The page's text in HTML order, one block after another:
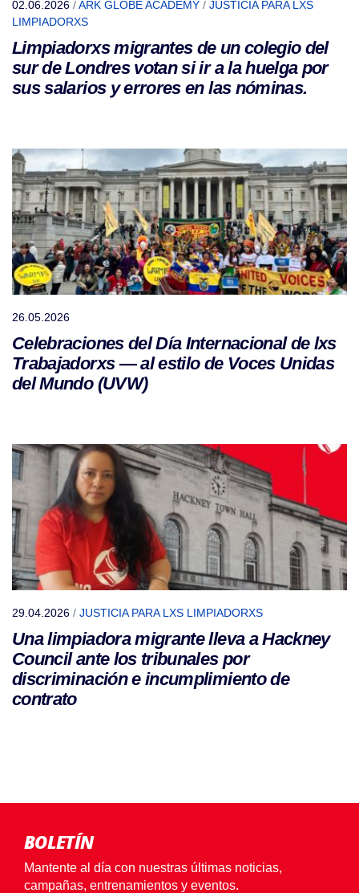
02.06.2026 /ARK GLOBE ACADEMY / JUSTICIA PARA LXS
LIMPIADORXS
Limpiadorxs migrantes de un colegio del
sur de Londres votan si ir a la huelga por
sus salarios y errores en las nóminas.
26.05.2026
Celebraciones del Día Internacional de lxs
Trabajadorxs — al estilo de Voces Unidas
del Mundo (UVW)
29.04.2026 / JUSTICIA PARA LXS LIMPIADORXS
Una limpiadora migrante lleva a Hackney
Council ante los tribunales por
discriminación e incumplimiento de
contrato
BOLETÍN
Mantente al día con nuestras últimas noticias,
campañas, entrenamientos y eventos.